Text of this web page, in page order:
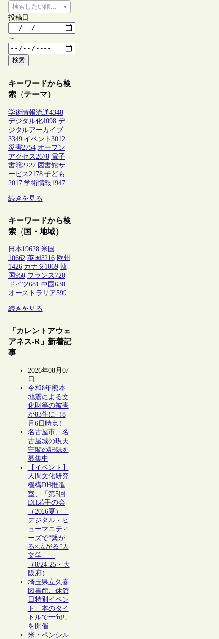
検索したい館種を選択してください
投稿日
～
検索
キーワードから検
索（テーマ）
学術情報流通4348
デジタル化4098 デ
ジタルアーカイブ
3349 イベント 3012
災害2754 オープン
アクセス 2678 電子
書籍2227 図書館サ
ービス 2178 子ども
2017 学術情報1947
続きを見る
キーワードから検
索（国・地域）
日本19628 米国
10662 英国 3216 欧州
1426 カナダ1069 韓
国 950 フランス 720
ドイツ681 中国 638
オーストラリア599
続きを見る
「カレントアウェ
アネス-R」新着記
事
2026年08月07
日
令和8年熊本
地震による文
化財等の被害
が83件に（8
月6日時点）
名古屋市、名
古屋城の現天
守閣の記録を
募集中
【イベント】
人間文化研究
機構DH推進
室、「第5回
DH若手の会
（2026夏）―
デジタル・ヒ
ューマニティ
ーズで“繋が
る×広がる”人
文学―」
（8/24-25・大
阪府）
埼玉県立久喜
図書館、休館
日特別イベン
ト「本のタイ
トルで一句!」
を開催
米・ペンシル